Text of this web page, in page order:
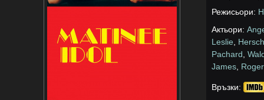
Режисьори:
Актьори:
Leslie
Pachard ,
James
Връзки: